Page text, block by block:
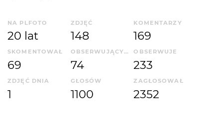
NA PLFOTO
20 lat
ZDJĘĆ
148
KOMENTARZY
169
SKOMENTOWAŁ
69
OBSERWUJĄCYCH
74
OBSERWUJE
233
ZDJĘĆ DNIA
1
GŁOSÓW
1100
ZAGŁOSOWAŁ
2352